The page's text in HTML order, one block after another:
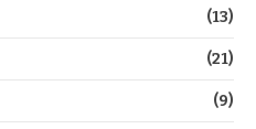
(13)
(21)
(9)